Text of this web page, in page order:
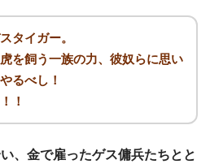
タイガー。
を飼う一族の力、彼奴らに思い
るべし！
！
、金で雇ったゲス傭兵たちとと